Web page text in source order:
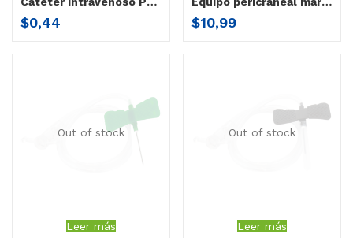
$0,44 $10,99
Out of stock
Leer más
Out of stock
Leer más